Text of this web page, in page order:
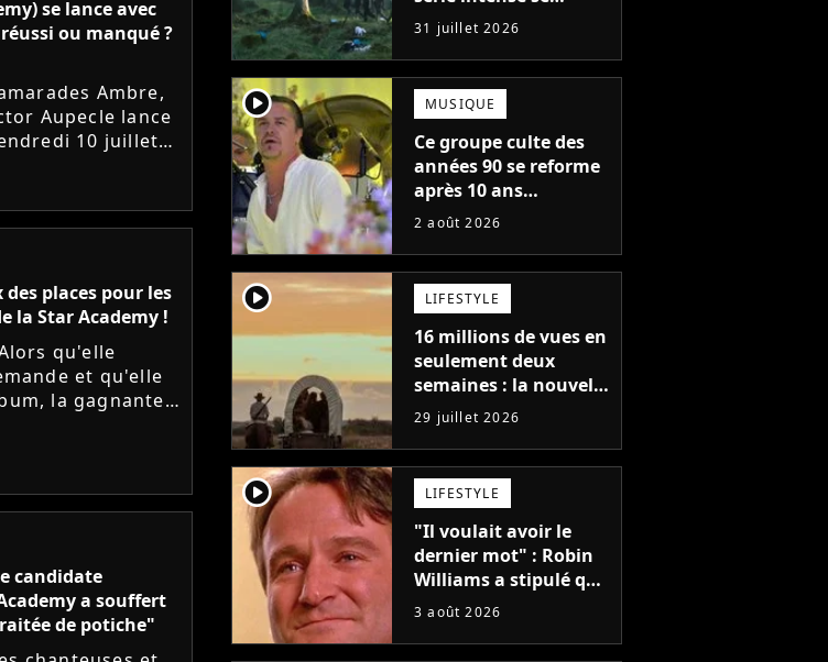
se lance avec
ou manqué ?
Ambre,
Aupecle lance
10 juillet
Je fais de mon
places pour les
la Star Academy !
qu'elle
et qu'elle
la gagnante
Star Academy
candidate
a souffert
de potiche"
regarde en une seule
après-midi
31 juillet 2026
player2 MUSIQUE
Ce groupe culte des
années 90 se reforme
après 10 ans
d'absence et annonce
2 août 2026
player2 LIFESTYLE
16 millions de vues en
seulement deux
semaines : la nouvelle
série Netflix idéale
pour les fans de
Yellowstone
29 juillet 2026
player2 LIFESTYLE
"Il voulait avoir le
dernier mot" : Robin
Williams a stipulé que
sa voix ne pourrait
2039, pourtant Disney
3 août 2026